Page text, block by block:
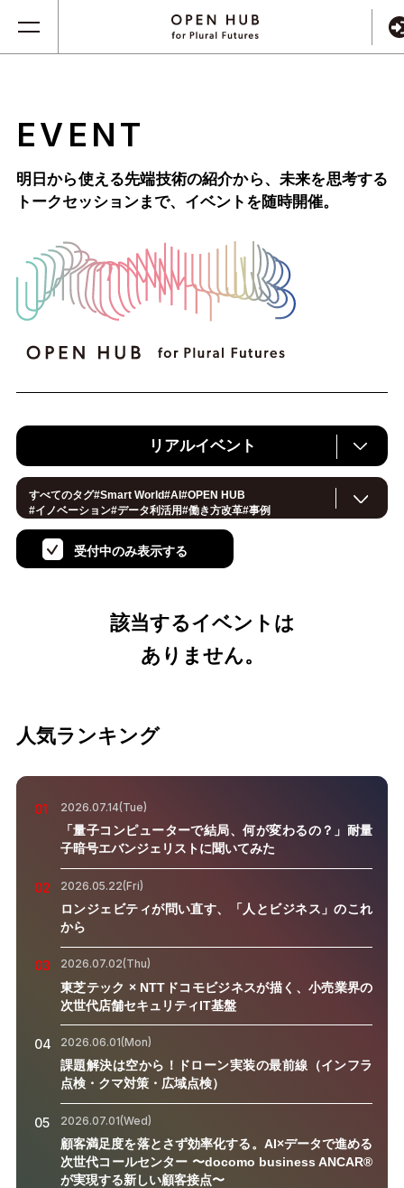
EVENT
明日から使える先端技術の紹介から、未来を思考する
トークセッションまで、 イベントを随時開催。
リアルイベント
すべてのタグ#Smart World#AI#OPEN HUB
#イノベーション#データ利活用#働き方改革#事例
環境・エネルギー IoT#
スマートシティ
地方創生#製造#小売・流通# ロボティクス
#デジタルツイン#5G#スマートファクトリー
サプライチェーン#孤独#宇宙
受付中のみ表示する
該当するイベントは
ありません。
人気ランキング
01 2026.07.14(Tue)
「量子コンピューターで結局、何が変わるの？」耐量
子暗号エバンジェリストに聞いてみた
02 2026.05.22(Fri)
ロンジェビティが問い直す、「人とビジネス」のこれ
から
03 2026.07.02(Thu)
東芝テック × NTTドコモビジネスが描く、小売業界の
次世代店舗セキュリティIT基盤
04 2026.06.01(Mon)
課題解決は空から！ドローン実装の最前線（インフラ
点検・クマ対策・広域点検）
05 2026.07.01(Wed)
顧客満足度を落とさず効率化する。AI×データで進める
次世代コールセンター 〜docomo business ANCAR®
が実現する新しい顧客接点〜